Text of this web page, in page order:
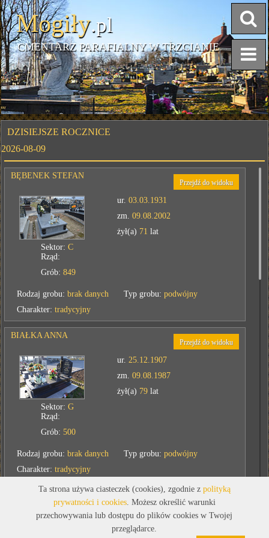
Mogiły.pl
CMENTARZ PARAFIALNY W TRZCIANIE
DZISIEJSZE ROCZNICE
2026-08-09
BĘBENEK STEFAN
Przejdź do widoku
ur.03.03.1931
zm.09.08.2002
żył(a) 71 lat
Sektor:C
Rząd:
Grób:849
Rodzaj grobu:brak danych Typ grobu:podwójny
Charakter:tradycyjny
BIAŁKA ANNA
Przejdź do widoku
ur.25.12.1907
zm.09.08.1987
żył(a) 79 lat
Sektor:G
Rząd:
Grób:500
Rodzaj grobu:brak danych Typ grobu:podwójny
Charakter:tradycyjny
BODURKA BRONISŁAW
Przejdź do widoku
ur.05.08.1959
zm. 09.08.2021
Ta strona używa ciasteczek (cookies), zgodnie z polityką
prywatności i cookies. Możesz określić warunki
przechowywania lub dostępu do plików cookies w Twojej
przeglądarce.